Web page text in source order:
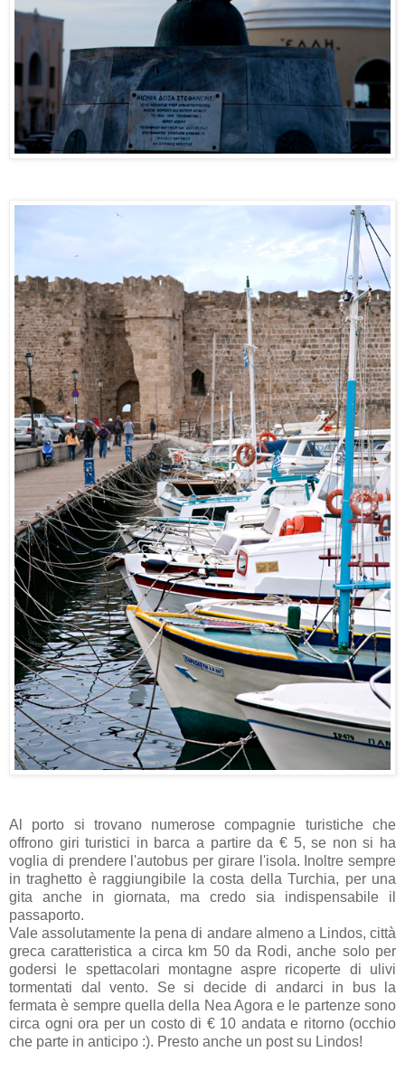
Al porto si trovano numerose compagnie turistiche che
offrono giri turistici in barca a partire da € 5, se non si ha
voglia di prendere l'autobus per girare l'isola. Inoltre sempre
in traghetto è raggiungibile la costa della Turchia, per una
gita anche in giornata, ma credo sia indispensabile il
passaporto.
Vale assolutamente la pena di andare almeno a Lindos, città
greca caratteristica a circa km 50 da Rodi, anche solo per
godersi le spettacolari montagne aspre ricoperte di ulivi
tormentati dal vento. Se si decide di andarci in bus la
fermata è sempre quella della Nea Agora e le partenze sono
circa ogni ora per un costo di € 10 andata e ritorno (occhio
che parte in anticipo :). Presto anche un post su Lindos!